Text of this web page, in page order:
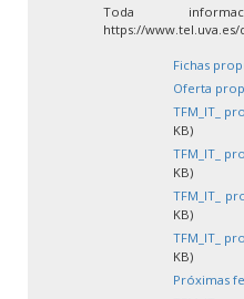
Toda
https://
Fichas
Oferta
TFM_IT_
KB)
TFM_IT_
KB)
TFM_IT_
KB)
TFM_IT_
KB)
Próximas